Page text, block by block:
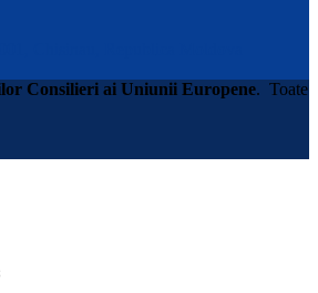
Consilieri ai Uniunii Europene. Toate